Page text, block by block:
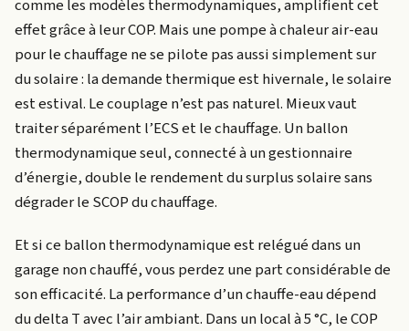
comme les modèles thermodynamiques, amplifient cet
effet grâce à leur COP. Mais une pompe à chaleur air-eau
pour le chauffage ne se pilote pas aussi simplement sur
du solaire : la demande thermique est hivernale, le solaire
est estival. Le couplage n’est pas naturel. Mieux vaut
traiter séparément l’ECS et le chauffage. Un ballon
thermodynamique seul, connecté à un gestionnaire
d’énergie, double le rendement du surplus solaire sans
dégrader le SCOP du chauffage.
Et si ce ballon thermodynamique est relégué dans un
garage non chauffé, vous perdez une part considérable de
son efficacité. La performance d’un chauffe-eau dépend
du delta T avec l’air ambiant. Dans un local à 5 °C, le COP